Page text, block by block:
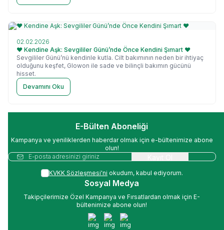
02.02.2026
❤️ Kendine Aşk: Sevgililer Günü’nde Önce Kendini Şımart ❤️
Sevgililer Günü’nü kendinle kutla. Cilt bakımının neden bir ihtiyaç
olduğunu keşfet, Glowon ile sade ve bilinçli bakımın gücünü
hisset.
Devamını Oku
E-Bülten Aboneliği
Kampanya ve yeniliklerden haberdar olmak için e-bültenimize abone
olun!
KVKK Sözleşmesi'ni okudum, kabul ediyorum.
Sosyal Medya
Takipçilerimize Özel Kampanya ve Fırsatlardan olmak için E-
bültenimize abone olun!
Facebook
İnstagramYoutube